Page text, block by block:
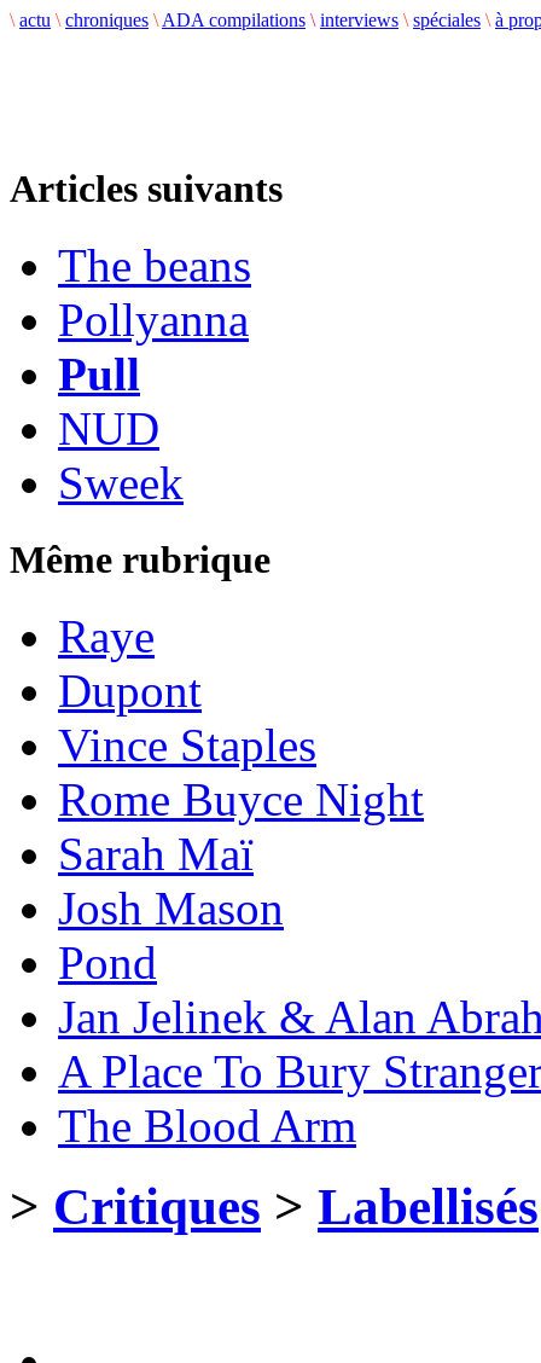
\ actu \ chroniques \ ADA compilations \ interviews \ spéciales \ à
Articles suivants
The beans
Pollyanna
Pull
NUD
Sweek
Même rubrique
Raye
Dupont
Vince Staples
Rome Buyce Night
Sarah Maï
Josh Mason
Pond
Jan Jelinek & Alan
A Place To Bury
The Blood Arm
> Critiques > Labellisés